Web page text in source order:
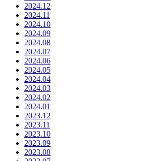
2024.12
2024.11
2024.10
2024.09
2024.08
2024.07
2024.06
2024.05
2024.04
2024.03
2024.02
2024.01
2023.12
2023.11
2023.10
2023.09
2023.08